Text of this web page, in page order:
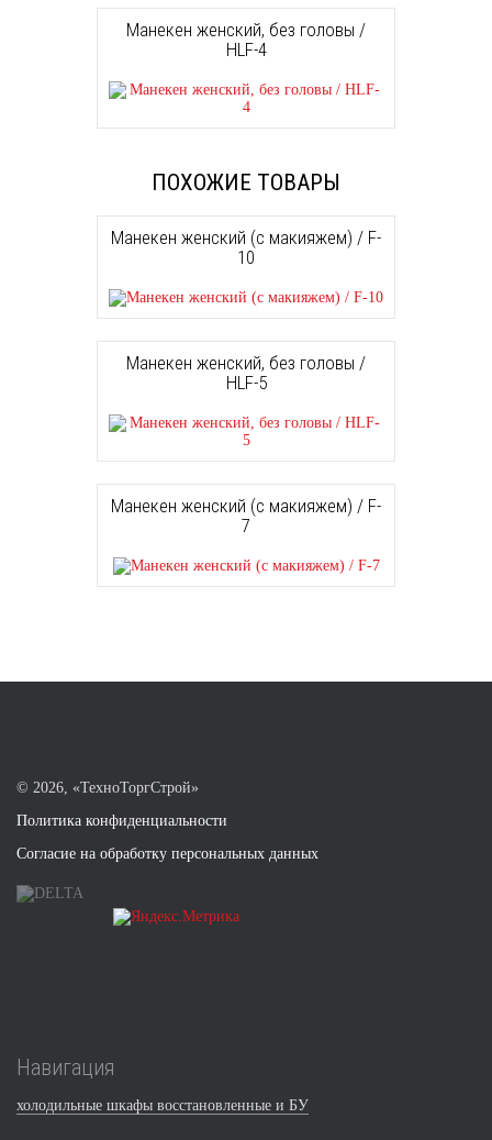
Манекен женский, без головы /
HLF-4
ПОХОЖИЕ ТОВАРЫ
Манекен женский (с макияжем) / F-
10
Манекен женский, без головы /
HLF-5
Манекен женский (с макияжем) / F-
7
© 2026, «ТехноТоргСтрой»
Политика конфиденциальности
Согласие на обработку персональных данных
Навигация
холодильные шкафы восстановленные и БУ